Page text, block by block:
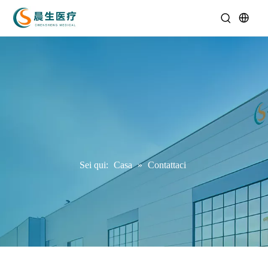
Sei qui: Casa » Contattaci